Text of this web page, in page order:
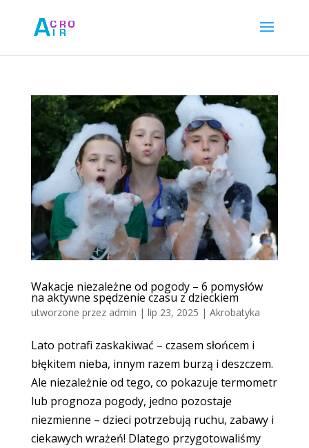
Wakacje niezależne od pogody – 6 pomysłów
na aktywne spędzenie czasu z dzieckiem
utworzone przez admin | lip 23, 2025 | Akrobatyka
Lato potrafi zaskakiwać – czasem słońcem i
błękitem nieba, innym razem burzą i deszczem.
Ale niezależnie od tego, co pokazuje termometr
lub prognoza pogody, jedno pozostaje
niezmienne – dzieci potrzebują ruchu, zabawy i
ciekawych wrażeń! Dlatego przygotowaliśmy